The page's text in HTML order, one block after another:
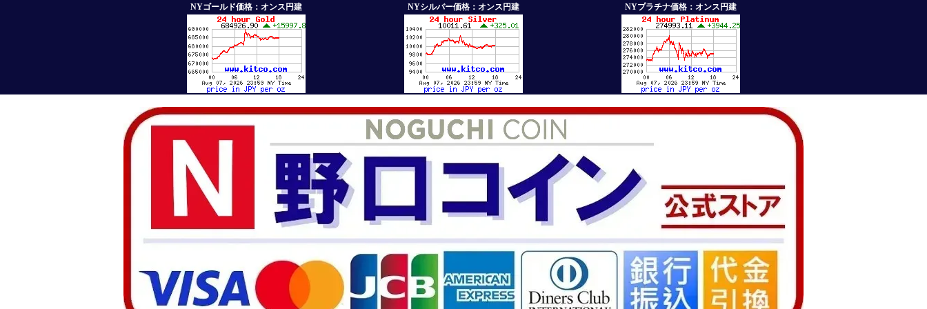
NYゴールド価格：オンス円建 NYシルバー価格：オンス円建 NYプラチナ価格：オンス円建